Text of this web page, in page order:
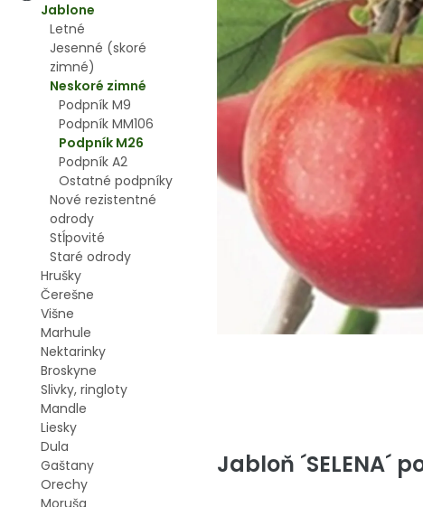
Jabloň ´SELENA´
Jablone
Letné
Jesenné (skoré
zimné)
Neskoré zimné
Podpník M9
Podpník MM106
Podpník M26
Podpník A2
Ostatné podpníky
Nové rezistentné
odrody
Stĺpovité
Staré odrody
Hrušky
Čerešne
Višne
Marhule
Nektarinky
Broskyne
Slivky, ringloty
Mandle
Liesky
Dula
Gaštany
Orechy
Moruša